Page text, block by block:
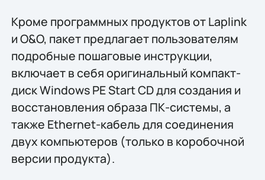
Кроме программных продуктов от Laplink
и O&O, пакет предлагает пользователям
подробные пошаговые инструкции,
включает в себя оригинальный компакт-
диск Windows PE Start CD для создания и
восстановления образа ПК-системы, а
также Ethernet-кабель для соединения
двух компьютеров (только в коробочной
версии продукта).